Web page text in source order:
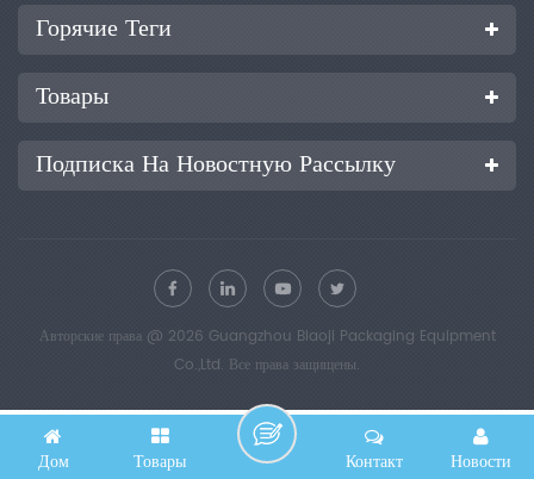
Горячие Теги
Товары
Подписка На Новостную Рассылку
Авторские права @ 2026 Guangzhou Biaoji Packaging Equipment
Co.,Ltd. Все права защищены.
Дом Товары Новости
Контакт